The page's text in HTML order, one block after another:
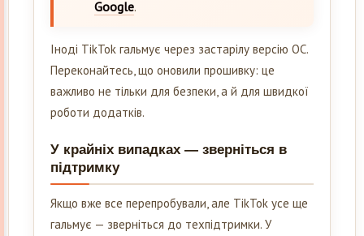
Google.
Іноді TikTok гальмує через застарілу версію ОС.
Переконайтесь, що оновили прошивку: це
важливо не тільки для безпеки, а й для швидкої
роботи додатків.
У крайніх випадках — зверніться в
підтримку
Якщо вже все перепробували, але TikTok усе ще
гальмує — зверніться до техпідтримки. У